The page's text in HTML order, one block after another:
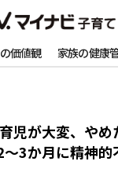
価値観 家族の健康
児が大変、やめ
3か月に精神的